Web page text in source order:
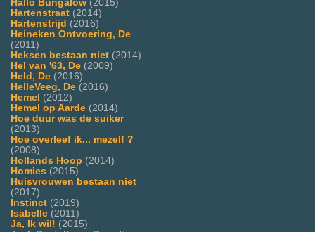
Hallo Bungalow (2015)
Hartenstraat (2014)
Hartenstrijd (2016)
Heineken Ontvoering, De
(2011)
Heksen bestaan niet (2014)
Hel van '63, De (2009)
Held, De (2016)
HelleVeeg, De (2016)
Hemel (2012)
Hemel op Aarde (2014)
Hoe duur was de suiker
(2013)
Hoe overleef ik... mezelf ?
(2008)
Hollands Hoop (2014)
Homies (2015)
Huisvrouwen bestaan niet
(2017)
Instinct (2019)
Isabelle (2011)
Ja, Ik wil! (2015)